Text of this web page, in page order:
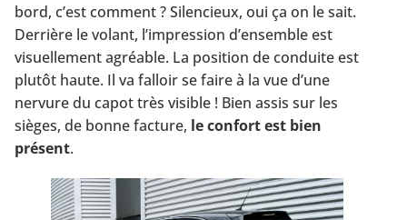
bord, c’est comment ? Silencieux, oui ça on le sait.
Derrière le volant, l’impression d’ensemble est
visuellement agréable. La position de conduite est
plutôt haute. Il va falloir se faire à la vue d’une
nervure du capot très visible ! Bien assis sur les
sièges, de bonne facture, le confort est bien
présent.